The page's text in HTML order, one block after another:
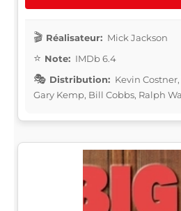
Réalisateur: Mick Jackson
Note: IMDb 6.4
Distribution: Kevin
Gary Kemp, Bill Cobbs, Ralph